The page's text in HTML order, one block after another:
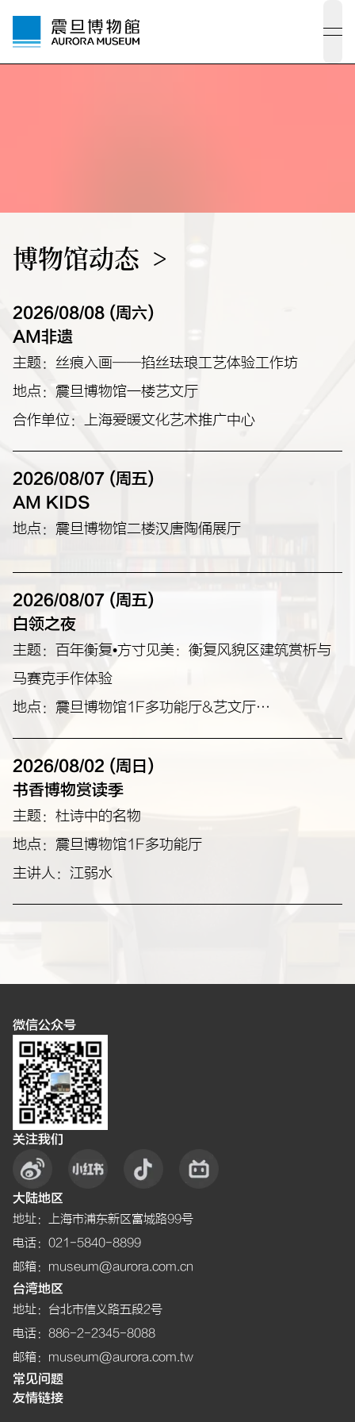
博物馆动态
2026/08/08 (周六)
AM非遗
主题：丝痕入画——掐丝珐琅工艺体验工作坊
地点：震旦博物馆一楼艺文厅
合作单位：上海爱暖文化艺术推广中心
2026/08/07 (周五)
AM KIDS
地点：震旦博物馆二楼汉唐陶俑展厅
2026/08/07 (周五)
白领之夜
主题：百年衡复•方寸见美：衡复风貌区建筑赏析与
马赛克手作体验
地点：震旦博物馆1F多功能厅&艺文厅
合作单位：衡复历史文化风貌区
2026/08/02 (周日)
书香博物赏读季
主题：杜诗中的名物
地点：震旦博物馆1F多功能厅
主讲人：江弱水
微信公众号
关注我们
大陆地区
地址：
上海市浦东新区富城路99号
电话：021-5840-8899
邮箱：museum@aurora.com.cn
台湾地区
地址： 台北市信义路五段2号
电话：886-2-2345-8088
邮箱：museum@aurora.com.tw
常见问题
友情链接